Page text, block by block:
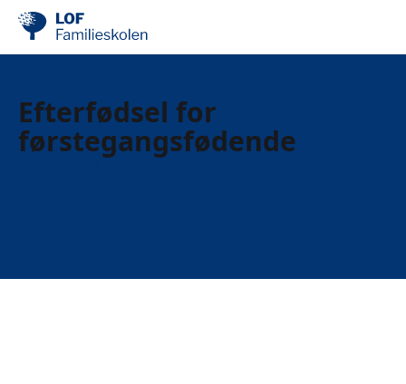
Efterfødsel for
førstegangsfødende